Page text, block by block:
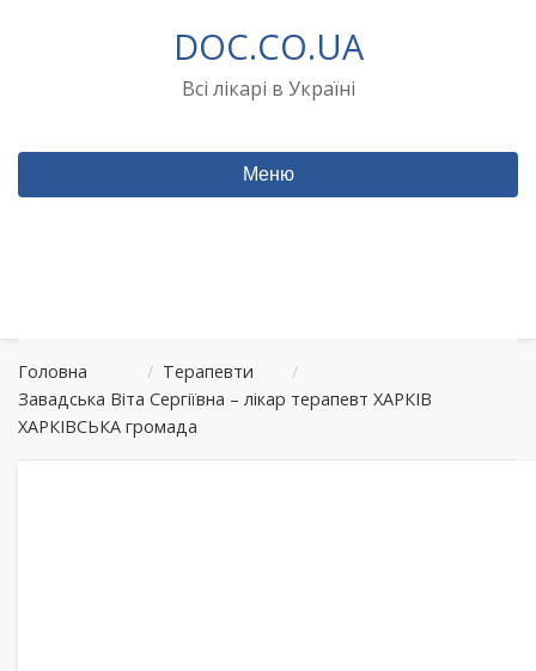
DOC.CO.UA
Всі лікарі в Україні
Меню
Головна / Терапевти
/
Завадська Віта Сергіївна – лікар терапевт ХАРКІВ
ХАРКІВСЬКА громада